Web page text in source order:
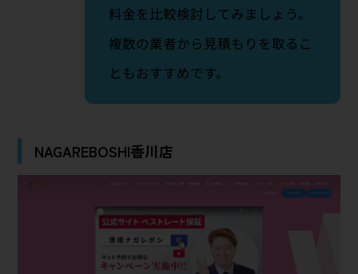
料金を比較検討してみましょう。
複数の業者から見積もりを取るこ
ともおすすめです。
NAGAREBOSHI香川店